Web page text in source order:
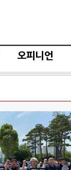
오피니언